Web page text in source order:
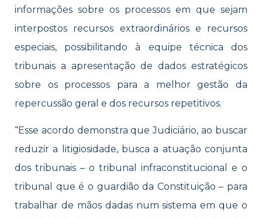
informações sobre os processos em que sejam
interpostos recursos extraordinários e recursos
especiais, possibilitando à equipe técnica dos
tribunais a apresentação de dados estratégicos
sobre os processos para a melhor gestão da
repercussão geral e dos recursos repetitivos.
“Esse acordo demonstra que Judiciário, ao buscar
reduzir a litigiosidade, busca a atuação conjunta
dos tribunais – o tribunal infraconstitucional e o
tribunal que é o guardião da Constituição – para
trabalhar de mãos dadas num sistema em que o